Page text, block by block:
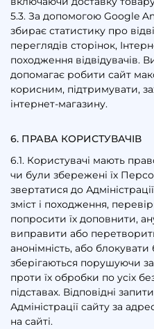
5.3. За допомогою Google
збирає статистику про
переглядів сторінок,
походження відвідувачів.
допомагає робити сайт
корисним, підтримувати,
інтернет-магазину.
6. ПРАВА КОРИСТУВАЧІВ
6.1. Користувачі мають
чи були збережені їх
звертатися до
зміст і походження,
попросити їх доповнити,
виправити або
анонімність, або блокувати
зберігаються порушуючи
проти їх обробки по усіх
підставах. Відповідні
Адміністрації сайту за
на сайті.